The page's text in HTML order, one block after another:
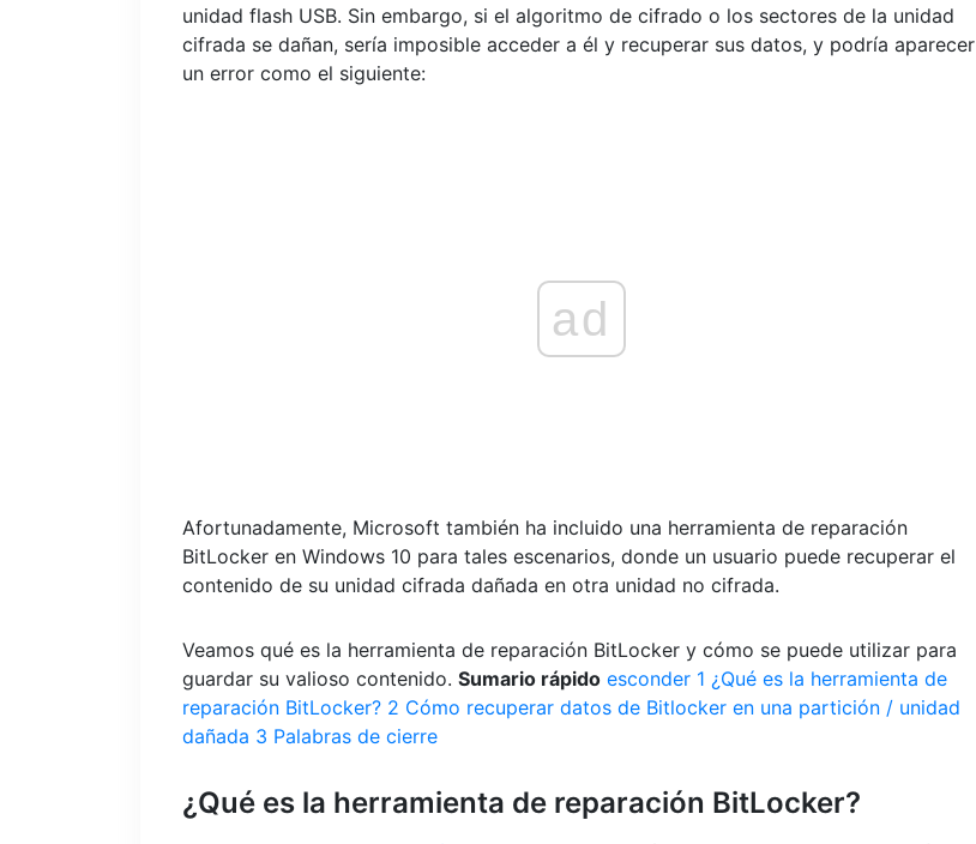
unidad flash USB. Sin embargo, si el algoritmo de cifrado o los sectores de la unidad
cifrada se dañan, sería imposible acceder a él y recuperar sus datos, y podría aparecer
un error como el siguiente:
ad
Afortunadamente, Microsoft también ha incluido una herramienta de reparación
BitLocker en Windows 10 para tales escenarios, donde un usuario puede recuperar el
contenido de su unidad cifrada dañada en otra unidad no cifrada.
Veamos qué es la herramienta de reparación BitLocker y cómo se puede utilizar para
guardar su valioso contenido. Sumario rápido esconder 1 ¿Qué es la herramienta de
reparación BitLocker? 2 Cómo recuperar datos de Bitlocker en una partición / unidad
dañada 3 Palabras de cierre
¿Qué es la herramienta de reparación BitLocker?